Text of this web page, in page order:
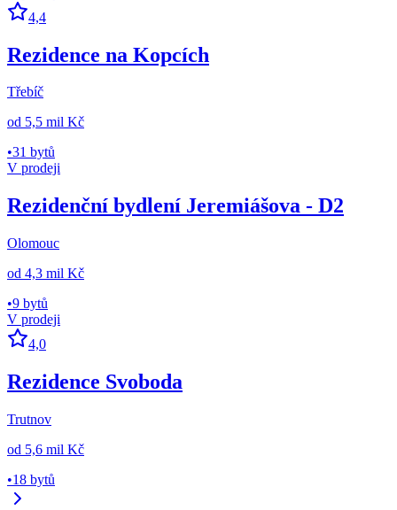
4,4
Rezidence na Kopcích
Třebíč
od 5,5 mil Kč
•31 bytů
V prodeji
Rezidenční bydlení Jeremiášova - D2
Olomouc
od 4,3 mil Kč
•9 bytů
V prodeji
4,0
Rezidence Svoboda
Trutnov
od 5,6 mil Kč
•18 bytů